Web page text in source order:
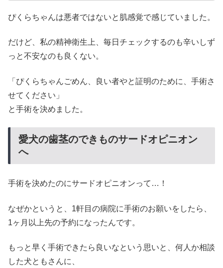
ぴくらちゃんは悪者ではないと肌感覚で感じていました。
だけど、私の精神衛生上、毎日チェックするのも辛いしず
っと不安なのも良くない。
「ぴくらちゃんごめん、良い者やと証明のために、手術さ
せてください」
と手術を決めました。
愛犬の歯茎のできものサードオピニオン
へ
手術を決めたのにサードオピニオンって…！
なぜかというと、1軒目の病院に手術のお願いをしたら、
1ヶ月以上先の予約になったんです。
もっと早く手術できたら良いなという思いと、何人か相談
した犬ともさんに、